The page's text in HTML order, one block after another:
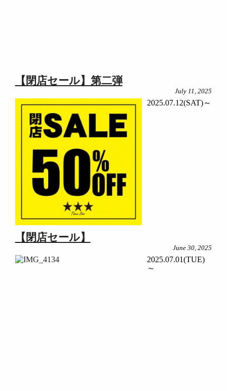
【閉店セール】第二弾
July 11, 2025
2025.07.12(SAT)～
【閉店セール】
June 30, 2025
2025.07.01(TUE)
～